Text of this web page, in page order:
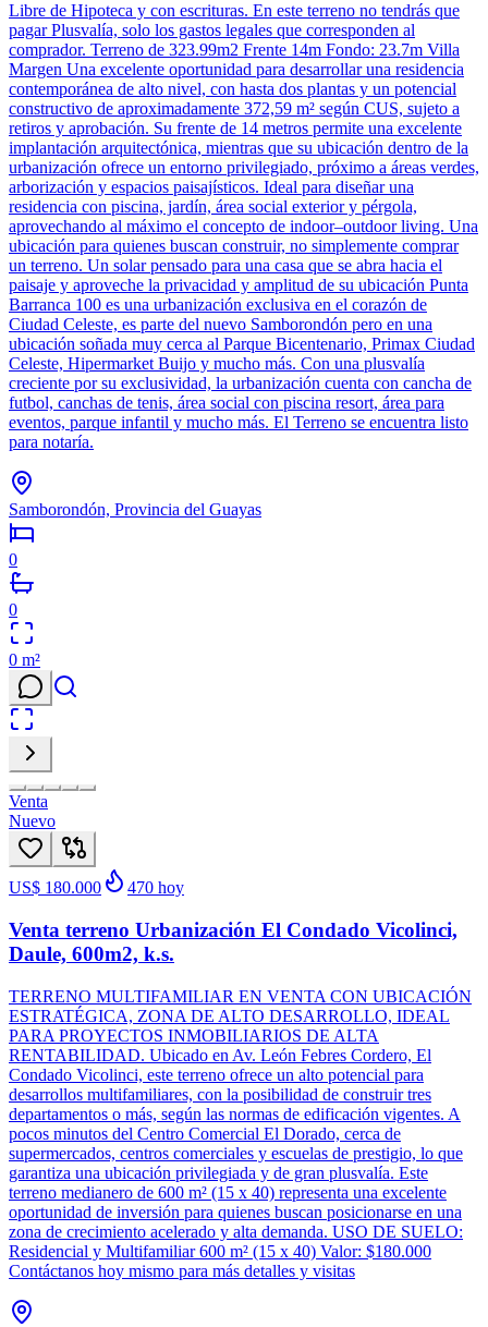
Libre de Hipoteca y con escrituras. En este terreno no tendrás que
pagar Plusvalía, solo los gastos legales que corresponden al
comprador. Terreno de 323.99m2 Frente 14m Fondo: 23.7m Villa
Margen Una excelente oportunidad para desarrollar una residencia
contemporánea de alto nivel, con hasta dos plantas y un potencial
constructivo de aproximadamente 372,59 m² según CUS, sujeto a
retiros y aprobación. Su frente de 14 metros permite una excelente
implantación arquitectónica, mientras que su ubicación dentro de la
urbanización ofrece un entorno privilegiado, próximo a áreas verdes,
arborización y espacios paisajísticos. Ideal para diseñar una
residencia con piscina, jardín, área social exterior y pérgola,
aprovechando al máximo el concepto de indoor–outdoor living. Una
ubicación para quienes buscan construir, no simplemente comprar
un terreno. Un solar pensado para una casa que se abra hacia el
paisaje y aproveche la privacidad y amplitud de su ubicación Punta
Barranca 100 es una urbanización exclusiva en el corazón de
Ciudad Celeste, es parte del nuevo Samborondón pero en una
ubicación soñada muy cerca al Parque Bicentenario, Primax Ciudad
Celeste, Hipermarket Buijo y mucho más. Con una plusvalía
creciente por su exclusividad, la urbanización cuenta con cancha de
futbol, canchas de tenis, área social con piscina resort, área para
eventos, parque infantil y mucho más. El Terreno se encuentra listo
para notaría.
Samborondón, Provincia del Guayas
0
0
0 m²
Venta
Nuevo
US$ 180.000 470 hoy
Venta terreno Urbanización El Condado Vicolinci,
Daule, 600m2, k.s.
TERRENO MULTIFAMILIAR EN VENTA CON UBICACIÓN
ESTRATÉGICA, ZONA DE ALTO DESARROLLO, IDEAL
PARA PROYECTOS INMOBILIARIOS DE ALTA
RENTABILIDAD. Ubicado en Av. León Febres Cordero, El
Condado Vicolinci, este terreno ofrece un alto potencial para
desarrollos multifamiliares, con la posibilidad de construir tres
departamentos o más, según las normas de edificación vigentes. A
pocos minutos del Centro Comercial El Dorado, cerca de
supermercados, centros comerciales y escuelas de prestigio, lo que
garantiza una ubicación privilegiada y de gran plusvalía. Este
terreno medianero de 600 m² (15 x 40) representa una excelente
oportunidad de inversión para quienes buscan posicionarse en una
zona de crecimiento acelerado y alta demanda. USO DE SUELO:
Residencial y Multifamiliar 600 m² (15 x 40) Valor: $180.000
Contáctanos hoy mismo para más detalles y visitas